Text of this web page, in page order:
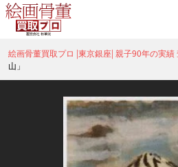
絵画骨董買取プロ |東京銀座| 親子90年の実績
山」